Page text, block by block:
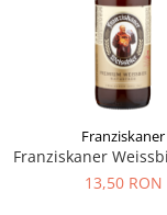
Franziskaner
Franziskaner
13,50 RON